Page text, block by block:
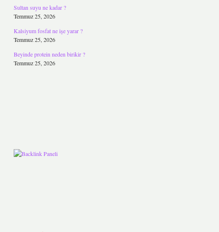
Sultan suyu ne kadar ?
Temmuz 25, 2026
Kalsiyum fosfat ne işe yarar ?
Temmuz 25, 2026
Beyinde protein neden birikir ?
Temmuz 25, 2026